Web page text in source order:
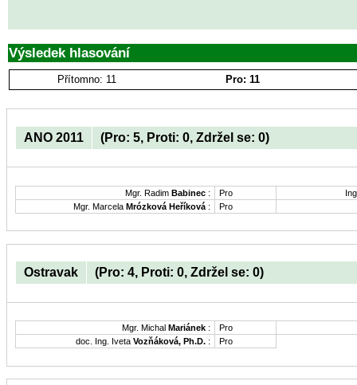
Výsledek hlasování
Přítomno: 11 Pro: 11
ANO 2011 (Pro: 5, Proti: 0, Zdržel se: 0)
Mgr. Radim Babinec : Pro
Mgr. Marcela Mrózková Heříková : Pro
Ostravak (Pro: 4, Proti: 0, Zdržel se: 0)
Mgr. Michal Mariánek :
Pro
doc. Ing. Iveta Vozňáková, Ph.D. : Pro